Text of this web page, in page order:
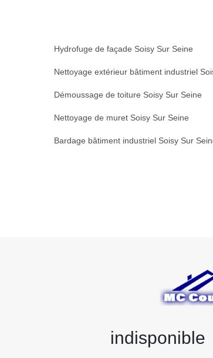
Hydrofuge de façade Soisy Sur Seine
Nettoyage extérieur bâtiment industriel
Démoussage de toiture Soisy Sur Seine
Nettoyage de muret Soisy Sur Seine
Bardage bâtiment industriel Soisy Sur
indisponible